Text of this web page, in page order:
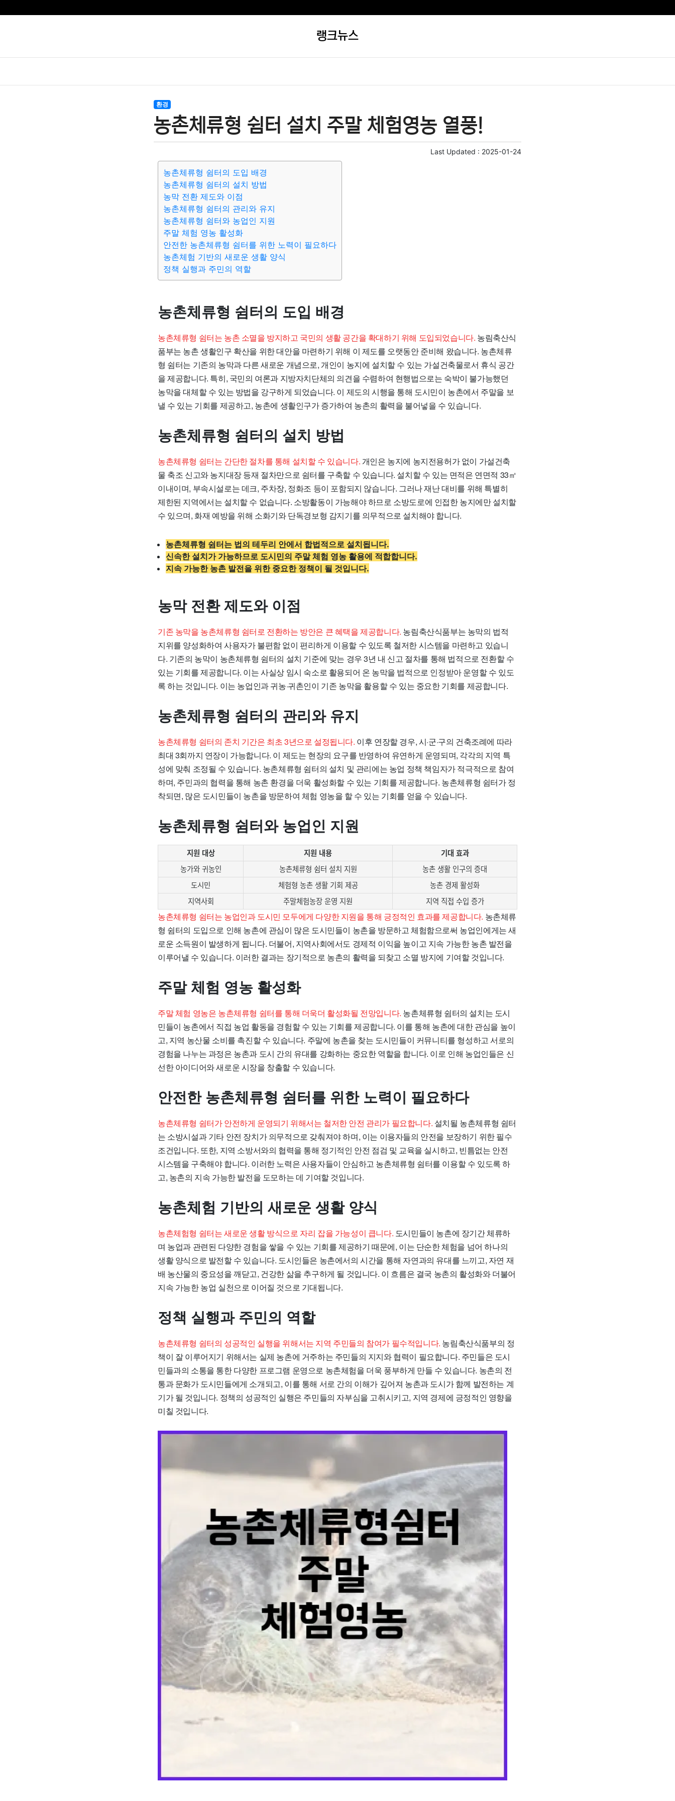
랭크뉴스
환경
농촌체류형 쉼터 설치 주말 체험영농 열풍!
Last Updated : 2025-01-24
농촌체류형 쉼터의 도입 배경
농촌체류형 쉼터의 설치 방법
농막 전환 제도와 이점
농촌체류형 쉼터의 관리와 유지
농촌체류형 쉼터와 농업인 지원
주말 체험 영농 활성화
안전한 농촌체류형 쉼터를 위한 노력이 필요하다
농촌체험 기반의 새로운 생활 양식
정책 실행과 주민의 역할
농촌체류형 쉼터의 도입 배경
농촌체류형 쉼터는 농촌 소멸을 방지하고 국민의 생활 공간을 확대하기 위해 도입되었습니다. 농림축산식
품부는 농촌 생활인구 확산을 위한 대안을 마련하기 위해 이 제도를 오랫동안 준비해 왔습니다. 농촌체류
형 쉼터는 기존의 농막과 다른 새로운 개념으로, 개인이 농지에 설치할 수 있는 가설건축물로서 휴식 공간
을 제공합니다. 특히, 국민의 여론과 지방자치단체의 의견을 수렴하여 현행법으로는 숙박이 불가능했던
농막을 대체할 수 있는 방법을 강구하게 되었습니다. 이 제도의 시행을 통해 도시민이 농촌에서 주말을 보
낼 수 있는 기회를 제공하고, 농촌에 생활인구가 증가하여 농촌의 활력을 불어넣을 수 있습니다.
농촌체류형 쉼터의 설치 방법
농촌체류형 쉼터는 간단한 절차를 통해 설치할 수 있습니다. 개인은 농지에 농지전용허가 없이 가설건축
물 축조 신고와 농지대장 등재 절차만으로 쉼터를 구축할 수 있습니다. 설치할 수 있는 면적은 연면적 33㎡
이내이며, 부속시설로는 데크, 주차장, 정화조 등이 포함되지 않습니다. 그러나 재난 대비를 위해 특별히
제한된 지역에서는 설치할 수 없습니다. 소방활동이 가능해야 하므로 소방도로에 인접한 농지에만 설치할
수 있으며, 화재 예방을 위해 소화기와 단독경보형 감지기를 의무적으로 설치해야 합니다.
농촌체류형 쉼터는 법의 테두리 안에서 합법적으로 설치됩니다.
신속한 설치가 가능하므로 도시민의 주말 체험 영농 활용에 적합합니다.
지속 가능한 농촌 발전을 위한 중요한 정책이 될 것입니다.
농막 전환 제도와 이점
기존 농막을 농촌체류형 쉼터로 전환하는 방안은 큰 혜택을 제공합니다. 농림축산식품부는 농막의 법적
지위를 양성화하여 사용자가 불편함 없이 편리하게 이용할 수 있도록 철저한 시스템을 마련하고 있습니
다. 기존의 농막이 농촌체류형 쉼터의 설치 기준에 맞는 경우 3년 내 신고 절차를 통해 법적으로 전환할 수
있는 기회를 제공합니다. 이는 사실상 임시 숙소로 활용되어 온 농막을 법적으로 인정받아 운영할 수 있도
록 하는 것입니다. 이는 농업인과 귀농·귀촌인이 기존 농막을 활용할 수 있는 중요한 기회를 제공합니다.
농촌체류형 쉼터의 관리와 유지
농촌체류형 쉼터의 존치 기간은 최초 3년으로 설정됩니다. 이후 연장할 경우, 시·군·구의 건축조례에 따라
최대 3회까지 연장이 가능합니다. 이 제도는 현장의 요구를 반영하여 유연하게 운영되며, 각각의 지역 특
성에 맞춰 조정될 수 있습니다. 농촌체류형 쉼터의 설치 및 관리에는 농업 정책 책임자가 적극적으로 참여
하며, 주민과의 협력을 통해 농촌 환경을 더욱 활성화할 수 있는 기회를 제공합니다. 농촌체류형 쉼터가 정
착되면, 많은 도시민들이 농촌을 방문하여 체험 영농을 할 수 있는 기회를 얻을 수 있습니다.
농촌체류형 쉼터와 농업인 지원
지원 대상 지원 내용
기대 효과
농가와 귀농인
농촌체류형 쉼터 설치 지원
농촌 생활 인구의 증대
도시민
체험형 농촌 생활 기회 제공
농촌 경제 활성화
지역사회
주말체험농장 운영 지원 지역 직접 수입 증가
농촌체류형 쉼터는 농업인과 도시민 모두에게 다양한 지원을 통해 긍정적인 효과를 제공합니다. 농촌체류
형 쉼터의 도입으로 인해 농촌에 관심이 많은 도시민들이 농촌을 방문하고 체험함으로써 농업인에게는 새
로운 소득원이 발생하게 됩니다. 더불어, 지역사회에서도 경제적 이익을 높이고 지속 가능한 농촌 발전을
이루어낼 수 있습니다. 이러한 결과는 장기적으로 농촌의 활력을 되찾고 소멸 방지에 기여할 것입니다.
주말 체험 영농 활성화
주말 체험 영농은 농촌체류형 쉼터를 통해 더욱더 활성화될 전망입니다. 농촌체류형 쉼터의 설치는 도시
민들이 농촌에서 직접 농업 활동을 경험할 수 있는 기회를 제공합니다. 이를 통해 농촌에 대한 관심을 높이
고, 지역 농산물 소비를 촉진할 수 있습니다. 주말에 농촌을 찾는 도시민들이 커뮤니티를 형성하고 서로의
경험을 나누는 과정은 농촌과 도시 간의 유대를 강화하는 중요한 역할을 합니다. 이로 인해 농업인들은 신
선한 아이디어와 새로운 시장을 창출할 수 있습니다.
안전한 농촌체류형 쉼터를 위한 노력이 필요하다
농촌체류형 쉼터가 안전하게 운영되기 위해서는 철저한 안전 관리가 필요합니다. 설치될 농촌체류형 쉼터
는 소방시설과 기타 안전 장치가 의무적으로 갖춰져야 하며, 이는 이용자들의 안전을 보장하기 위한 필수
조건입니다. 또한, 지역 소방서와의 협력을 통해 정기적인 안전 점검 및 교육을 실시하고, 빈틈없는 안전
시스템을 구축해야 합니다. 이러한 노력은 사용자들이 안심하고 농촌체류형 쉼터를 이용할 수 있도록 하
고, 농촌의 지속 가능한 발전을 도모하는 데 기여할 것입니다.
농촌체험 기반의 새로운 생활 양식
농촌체험형 쉼터는 새로운 생활 방식으로 자리 잡을 가능성이 큽니다. 도시민들이 농촌에 장기간 체류하
며 농업과 관련된 다양한 경험을 쌓을 수 있는 기회를 제공하기 때문에, 이는 단순한 체험을 넘어 하나의
생활 양식으로 발전할 수 있습니다. 도시인들은 농촌에서의 시간을 통해 자연과의 유대를 느끼고, 자연 재
배 농산물의 중요성을 깨닫고, 건강한 삶을 추구하게 될 것입니다. 이 흐름은 결국 농촌의 활성화와 더불어
지속 가능한 농업 실천으로 이어질 것으로 기대됩니다.
정책 실행과 주민의 역할
농촌체류형 쉼터의 성공적인 실행을 위해서는 지역 주민들의 참여가 필수적입니다. 농림축산식품부의 정
책이 잘 이루어지기 위해서는 실제 농촌에 거주하는 주민들의 지지와 협력이 필요합니다. 주민들은 도시
민들과의 소통을 통한 다양한 프로그램 운영으로 농촌체험을 더욱 풍부하게 만들 수 있습니다. 농촌의 전
통과 문화가 도시민들에게 소개되고, 이를 통해 서로 간의 이해가 깊어져 농촌과 도시가 함께 발전하는 계
기가 될 것입니다. 정책의 성공적인 실행은 주민들의 자부심을 고취시키고, 지역 경제에 긍정적인 영향을
미칠 것입니다.